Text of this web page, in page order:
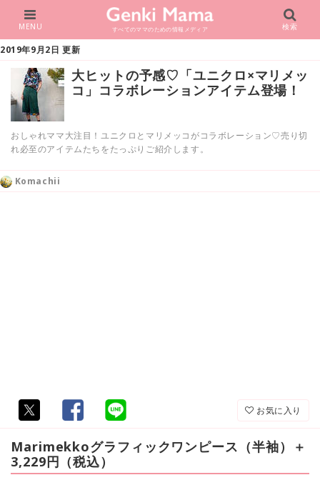
すべてのママのための情報メディア
MENU 検索
2019年9月2日 更新
大ヒットの予感♡「ユニクロ×マリメッ
コ」コラボレーションアイテム登場！
おしゃれママ大注目！ユニクロとマリメッコがコラボレーション♡売り切
れ必至のアイテムたちをたっぷりご紹介します。
Komachii
お気に入り
Marimekkoグラフィックワンピース（半袖）＋
3,229円（税込）